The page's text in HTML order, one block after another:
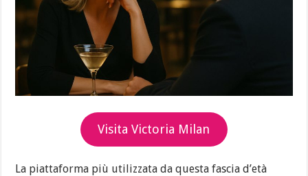
Visita Victoria Milan
La piattaforma più utilizzata da questa fascia d’età